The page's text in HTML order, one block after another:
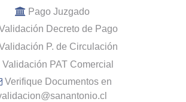
Pago Juzgado
Decreto de Pago
P. de Circulación
Validación PAT Comercial
Verifique Documentos en